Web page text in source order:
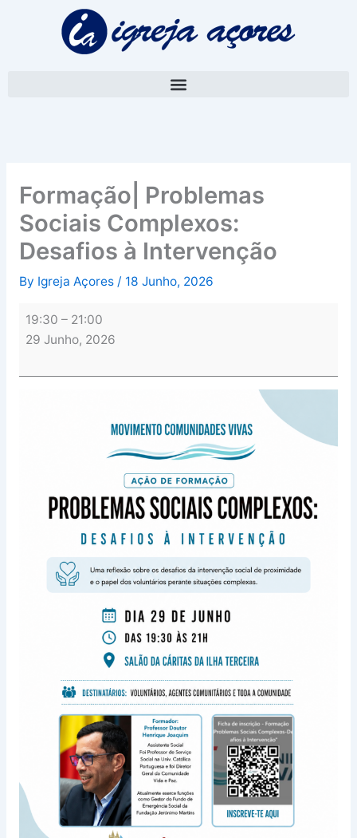
Formação| Problemas
Sociais Complexos:
Desafios à Intervenção
By Igreja Açores / 18 Junho, 2026
Formação|
Problemas
19:30 – 21:00
29 Junho, 2026